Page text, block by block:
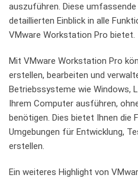
auszuführen. Diese
detaillierten Einblick ‍in ‍alle
VMware Workstation Pro bietet.
Mit‍ VMware Workstation ⁤Pro
erstellen, bearbeiten und
Betriebssysteme⁢ wie Windows,
Ihrem Computer ausführen,
benötigen. Dies ‌bietet Ihnen die
Umgebungen für Entwicklung,​
erstellen.
Ein weiteres⁣ Highlight von